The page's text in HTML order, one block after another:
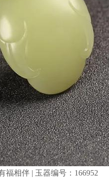
相伴 | 玉器编号：166952